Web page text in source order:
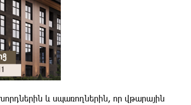
և սպառողներին, որ վթարային